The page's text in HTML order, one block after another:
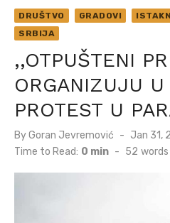
DRUŠTVO GRADOVI
SRBIJA
,,OTPUŠTENI
ORGANIZUJU U
PROTEST U
ByGoran Jevremović
Posted
on
Jan 31,
Time to Read: 0 min - 52 words